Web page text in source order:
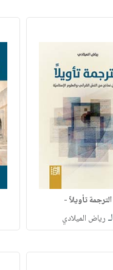
الترجمة تأويلاً -
لـ رياض الميلادي